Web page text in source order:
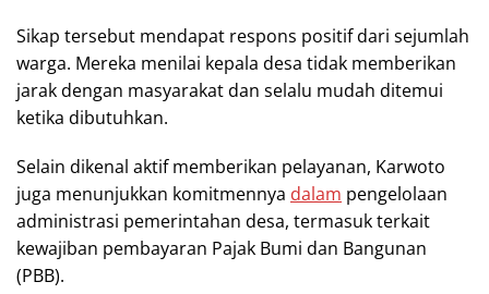
Sikap tersebut mendapat respons positif dari sejumlah
warga. Mereka menilai kepala desa tidak memberikan
jarak dengan masyarakat dan selalu mudah ditemui
ketika dibutuhkan.
Selain dikenal aktif memberikan pelayanan, Karwoto
juga menunjukkan komitmennya dalam pengelolaan
administrasi pemerintahan desa, termasuk terkait
kewajiban pembayaran Pajak Bumi dan Bangunan
(PBB).